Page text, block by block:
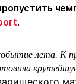
.
лета. К